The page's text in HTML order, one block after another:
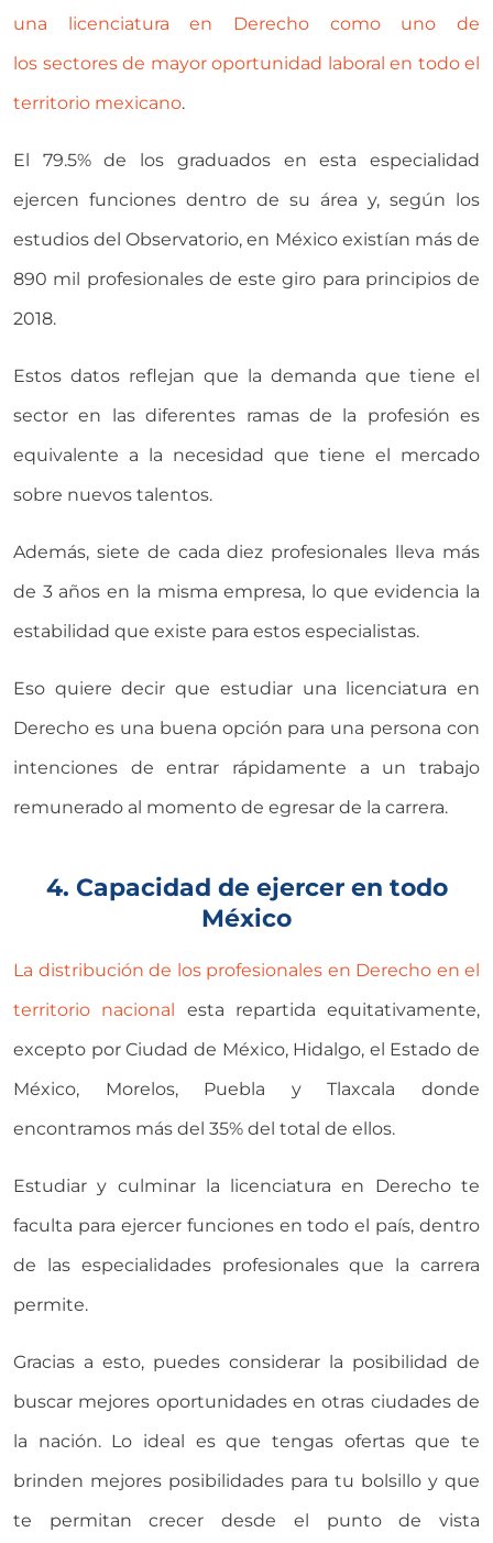
una licenciatura en Derecho como uno de
los sectores de mayor oportunidad laboral en todo el
territorio mexicano.
El 79.5% de los graduados en esta especialidad
ejercen funciones dentro de su área y, según los
estudios del Observatorio, en México existían más de
890 mil profesionales de este giro para principios de
2018.
Estos datos reflejan que la demanda que tiene el
sector en las diferentes ramas de la profesión es
equivalente a la necesidad que tiene el mercado
sobre nuevos talentos.
Además, siete de cada diez profesionales lleva más
de 3 años en la misma empresa, lo que evidencia la
estabilidad que existe para estos especialistas.
Eso quiere decir que estudiar una licenciatura en
Derecho es una buena opción para una persona con
intenciones de entrar rápidamente a un trabajo
remunerado al momento de egresar de la carrera.
4. Capacidad de ejercer en todo
México
La distribución de los profesionales en Derecho en el
territorio nacional esta repartida equitativamente,
excepto por Ciudad de México, Hidalgo, el Estado de
México, Morelos, Puebla y Tlaxcala donde
encontramos más del 35% del total de ellos.
Estudiar y culminar la licenciatura en Derecho te
faculta para ejercer funciones en todo el país, dentro
de las especialidades profesionales que la carrera
permite.
Gracias a esto, puedes considerar la posibilidad de
buscar mejores oportunidades en otras ciudades de
la nación. Lo ideal es que tengas ofertas que te
brinden mejores posibilidades para tu bolsillo y que
te permitan crecer desde el punto de vista